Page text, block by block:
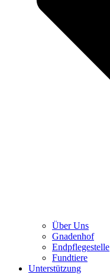
Über Uns
Gnadenhof
Endpflegestelle
Fundtiere
Unterstützung